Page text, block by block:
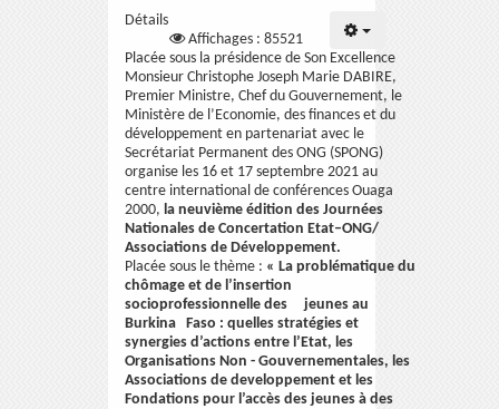
Détails
Affichages : 85521
Placée sous la présidence de Son Excellence
Monsieur Christophe Joseph Marie DABIRE,
Premier Ministre, Chef du Gouvernement, le
Ministère de l’Economie, des finances et du
développement en partenariat avec le
Secrétariat Permanent des ONG (SPONG)
organise les 16 et 17 septembre 2021 au
centre international de conférences Ouaga
2000, la neuvième édition des Journées
Nationales de Concertation Etat–ONG/
Associations de Développement.
Placée sous le thème : « La problématique du
chômage et de l’insertion
socioprofessionnelle des jeunes au
Burkina Faso : quelles stratégies et
synergies d’actions entre l’Etat, les
Organisations Non - Gouvernementales, les
Associations de developpement et les
Fondations pour l’accès des jeunes à des